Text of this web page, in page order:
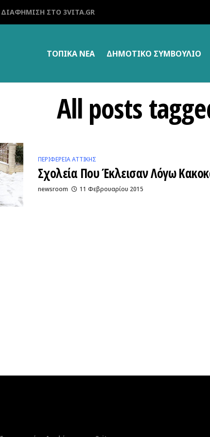
ΔΙΑΦΉΜΙΣΗ ΣΤΟ 3VITA.GR
ΤΟΠΙΚΑ ΝΕΑ ΔΗΜΟΤΙΚΌ ΣΥΜΒΟΎΛΙΟ
All posts
ΠΕΡΙΦΕΡΕΙΑ ΑΤΤΙΚΗΣ
Σχολεία Που Έκλεισαν Λόγω
newsroom 11 Φεβρουαρίου 2015